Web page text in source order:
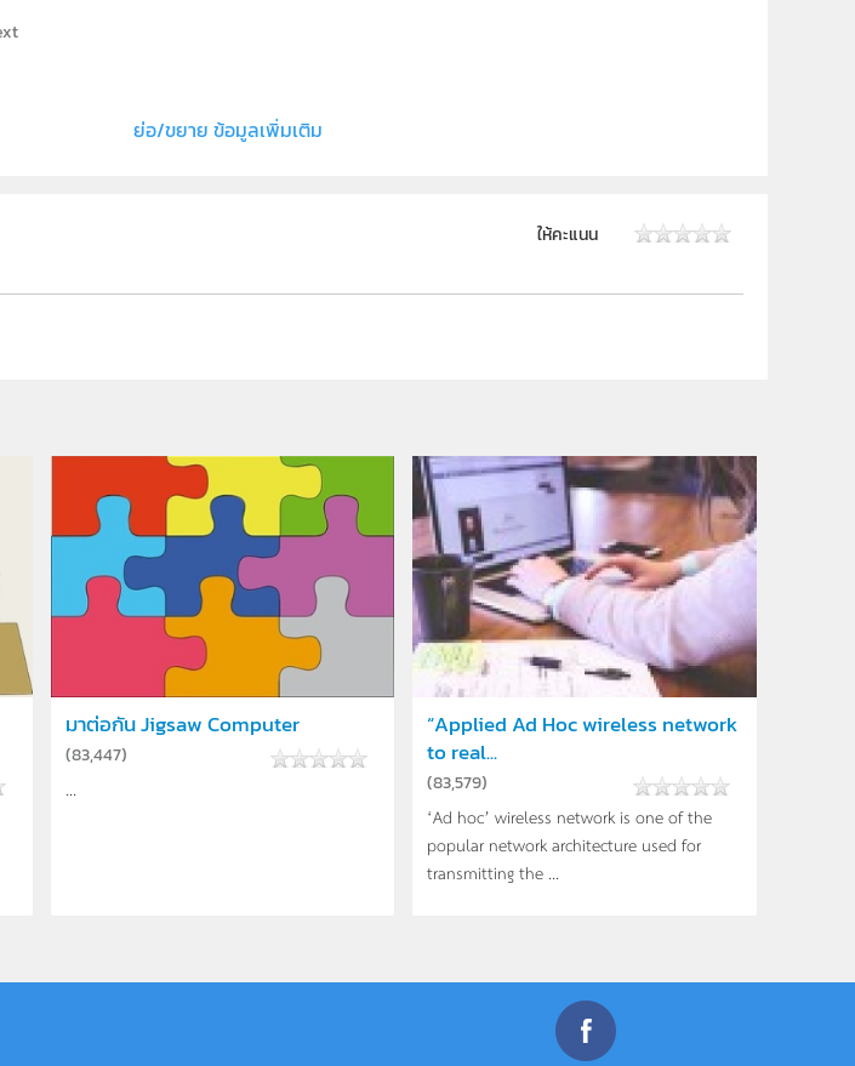
ายสรุจ ชัยศรีสวัสดิ์สุขย่อ/ขยาย ข้อมูลเพิ่มเติม
ให้คะแนน
มาต่อกัน Jigsaw Computer
(83,447)
...
“Applied Ad Hoc wireless network
to real...
(83,579)
‘Ad hoc’ wireless network is one of the
popular network architecture used for
transmitting the ...